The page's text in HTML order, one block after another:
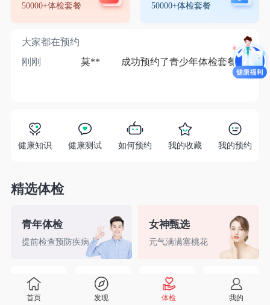
50000+体检套餐 50000+体检套餐
大家都在预约
刚刚
莫** 成功预约了青少年体检套餐 1分
健康知识 健康测试 如何预约 我的收藏 我的预约
精选体检
青年体检
提前检查预防疾病
女神甄选
元气满满塞桃花
精英白领 备孕检查 入职体检 婚前检查
首页 发现 体检 我的